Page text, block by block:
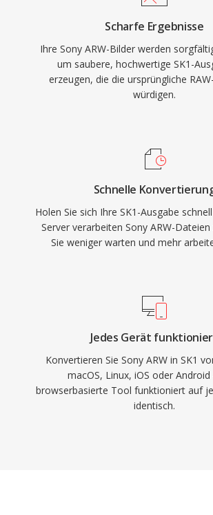
Scharfe Ergebnisse
Ihre Sony ARW-Bilder werden
um saubere, hochwertige SK1-
erzeugen, die die ursprüngliche
würdigen.
Schnelle
Holen Sie sich Ihre SK1-Ausgabe
Server verarbeiten Sony ARW-
Sie weniger warten und mehr
Jedes Gerät
Konvertieren Sie Sony ARW in SK1
macOS, Linux, iOS oder
browserbasierte Tool funktioniert auf
identisch.